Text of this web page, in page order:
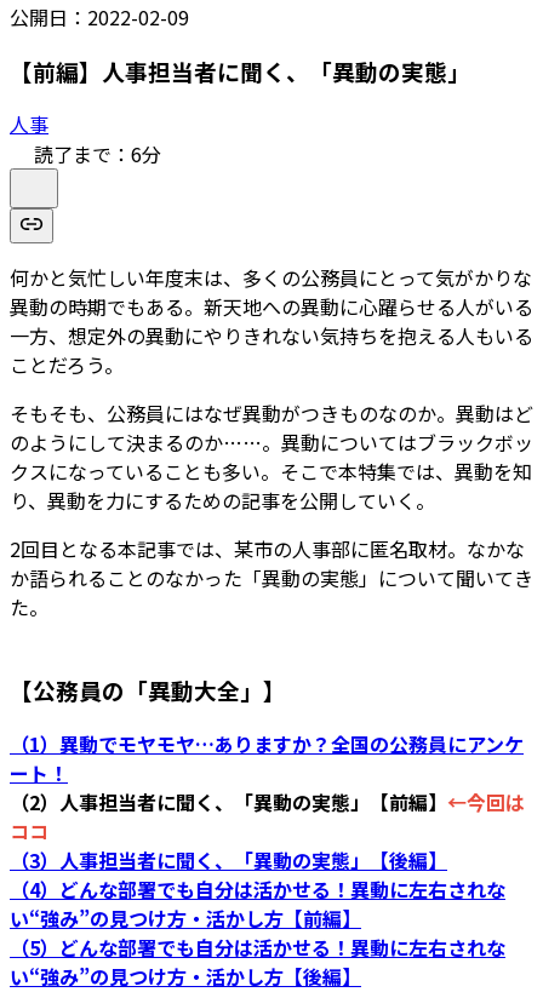
公開日： 2022-02-09
【前編】人事担当者に聞く、「異動の実態」
人事
読了まで： 6分
何かと気忙しい年度末は、多くの公務員にとって気がかりな
異動の時期でもある。新天地への異動に心躍らせる人がいる
一方、想定外の異動にやりきれない気持ちを抱える人もいる
ことだろう。
そもそも、公務員にはなぜ異動がつきものなのか。異動はど
のようにして決まるのか……。異動についてはブラックボッ
クスになっていることも多い。そこで本特集では、異動を知
り、異動を力にするための記事を公開していく。
2回目となる本記事では、某市の人事部に匿名取材。なかな
か語られることのなかった「異動の実態」について聞いてき
た。
【公務員の「異動大全」】
（1）異動でモヤモヤ…ありますか？全国の公務員にアンケ
ート！
（2）人事担当者に聞く、「異動の実態」【前編】 ←今回は
ココ
（3）人事担当者に聞く、「異動の実態」【後編】
（4）どんな部署でも自分は活かせる！異動に左右されな
い“強み”の見つけ方・活かし方【前編】
（5）どんな部署でも自分は活かせる！異動に左右されな
い“強み”の見つけ方・活かし方【後編】